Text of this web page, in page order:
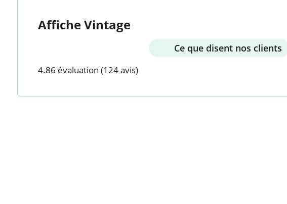
Affiche Vintage
Ce que disent nos clients
4.86 évaluation (124 avis)